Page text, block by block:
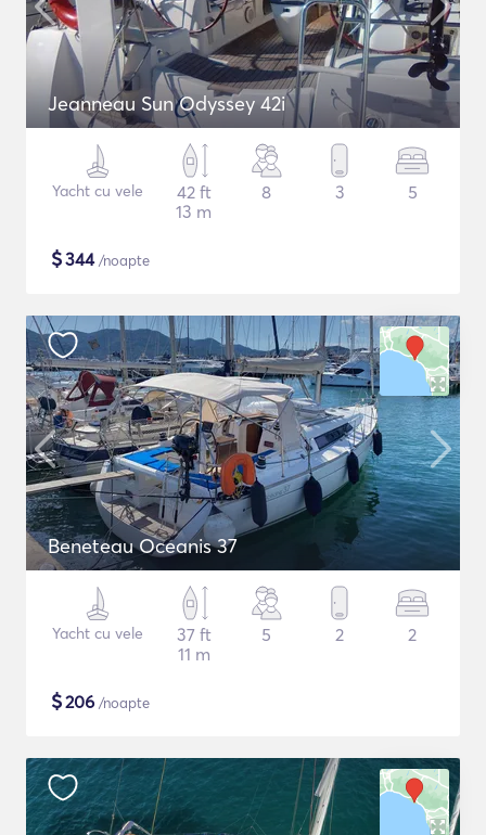
Jeanneau Sun Odyssey 42i
Yacht cu vele
42 ft
13 m
8 3 5
$344/noapte
Beneteau Oceanis 37
Yacht cu vele
37 ft
11 m
5 2 2
$206 /noapte